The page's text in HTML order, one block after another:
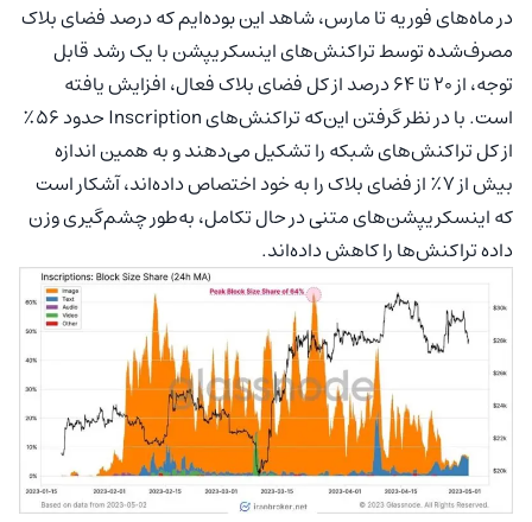
در ماه‌های فوریه تا مارس، شاهد این بوده‌ایم که درصد فضای بلاک
مصرف‌شده توسط تراکنش‌های اینسکریپشن با یک رشد قابل
توجه، از ۲۰ تا ۶۴ درصد از کل فضای بلاک فعال، افزایش یافته
است. با در نظر گرفتن این‌که تراکنش‌های Inscription حدود ۵۶٪
از کل تراکنش‌های شبکه را تشکیل می‌دهند و به همین اندازه
بیش از ۷٪ از فضای بلاک را به خود اختصاص داده‌اند، آشکار است
که اینسکریپشن‌‌های متنی در حال تکامل، به‌طور چشم‌گیری وزن
داده تراکنش‌ها را کاهش داده‌اند.